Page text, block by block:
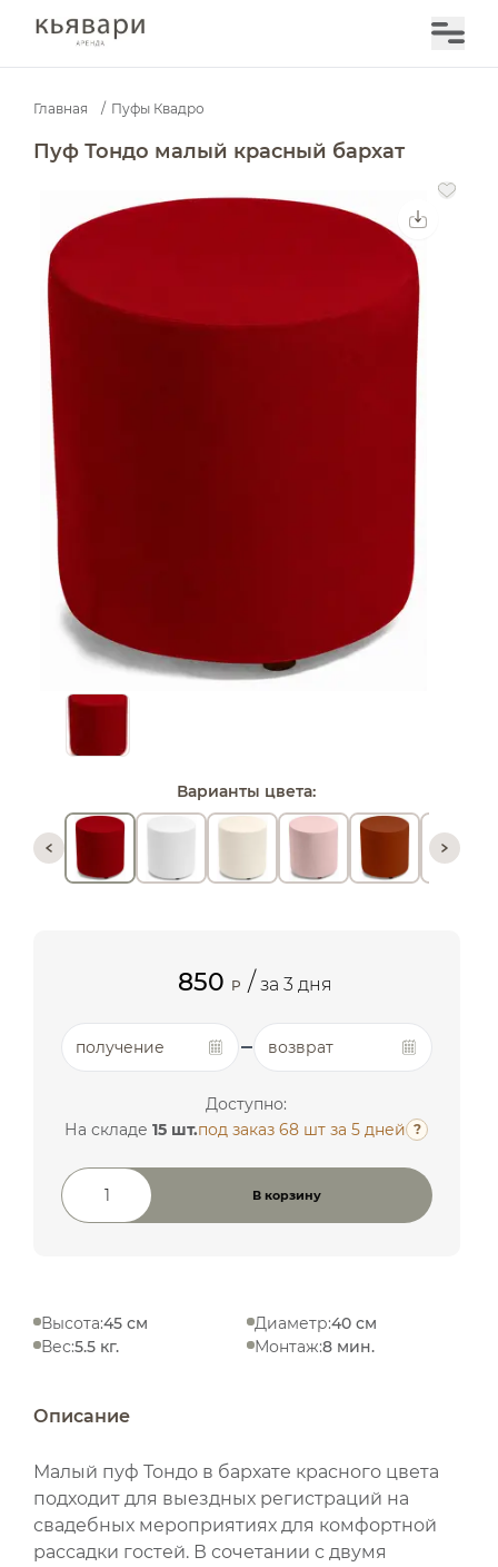
Главная / Пуфы Квадро
Пуф Тондо малый красный бархат
Варианты цвета:
850 P / за 3 дня
получение возврат
Доступно:
На складе15 шт.под заказ 68 шт за 5 дней ?
Количество товара
В корзину
Высота:45 см Диаметр:40 см
Вес:5.5 кг. Монтаж:8 мин.
Описание
Малый пуф Тондо в бархате красного цвета
подходит для выездных регистраций на
свадебных мероприятиях для комфортной
рассадки гостей. В сочетании с двумя